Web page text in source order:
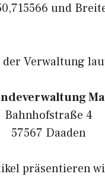
und
Verwaltung
Bahnhofstraße 4
57567 Daaden
präsentieren